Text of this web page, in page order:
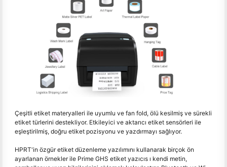
Çeşitli etiket materyalleri ile uyumlu ve fan fold, ölü kesilmiş ve sürekli
etiket türlerini destekliyor. Etkileyici ve aktarıcı etiket sensörleri ile
eşleştirilmiş, doğru etiket pozisyonu ve yazdırmayı sağlıyor.
HPRT'in özgür etiket düzenleme yazılımını kullanarak birçok ön
ayarlanan örnekler ile Prime GHS etiket yazıcıs ı kendi metin,